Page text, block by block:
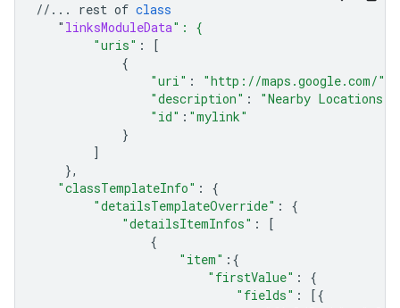
//... rest of class
" linksModuleData": {
"uris" :
[
{
"uri" : "http://maps.google.com/"
"description" : "Nearby Locations"
"id" : "mylink"
}
]
},
"classTemplateInfo" :
{
"detailsTemplateOverride" :
{
"detailsItemInfos" :
[
{
"item" :{
"firstValue" :
{
"fields" :
[{